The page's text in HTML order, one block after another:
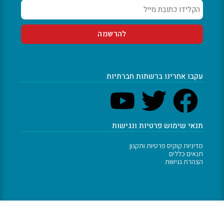
עקבו אחרינו ברשתות חברתיות
תנאי שימוש פרטיות ונגישות
מדיניות קוקיס פרטיות ותקנון
תנאים כללים
הצהרת נגישות